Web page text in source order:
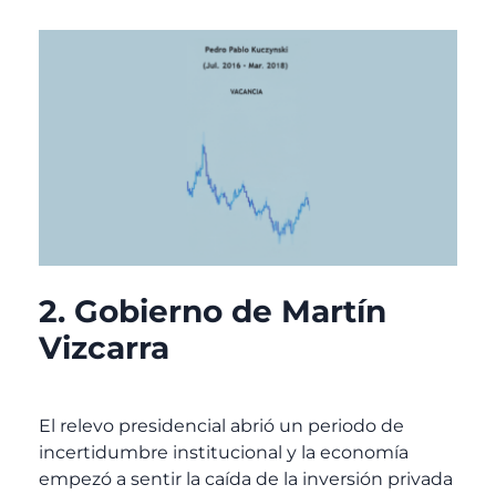
2. Gobierno de Martín
Vizcarra
El relevo presidencial abrió un periodo de
incertidumbre institucional y la economía
empezó a sentir la caída de la inversión privada